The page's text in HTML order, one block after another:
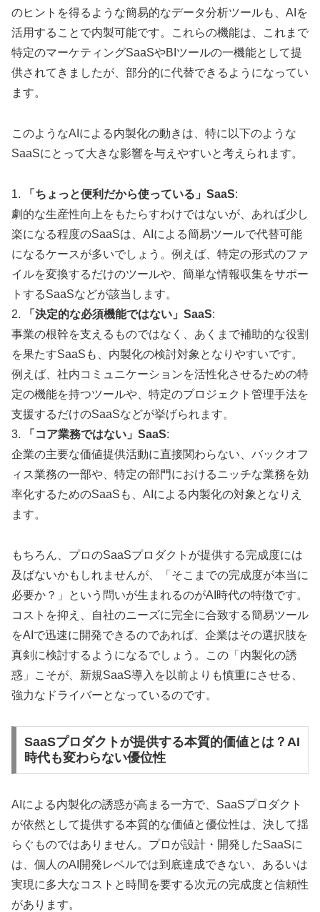
のヒントを得るような簡易的なデータ分析ツールも、AIを
活用することで内製可能です。これらの機能は、これまで
特定のマーケティングSaaSやBIツールの一機能として提
供されてきましたが、部分的に代替できるようになってい
ます。
このようなAIによる内製化の動きは、特に以下のような
SaaSにとって大きな影響を与えやすいと考えられます。
1. 「ちょっと便利だから使っている」SaaS:
劇的な生産性向上をもたらすわけではないが、あれば少し
楽になる程度のSaaSは、AIによる簡易ツールで代替可能
になるケースが多いでしょう。例えば、特定の形式のファ
イルを変換するだけのツールや、簡単な情報収集をサポー
トするSaaSなどが該当します。
2.
「決定的な必須機能ではない」SaaS:
事業の根幹を支えるものではなく、あくまで補助的な役割
を果たすSaaSも、内製化の検討対象となりやすいです。
例えば、社内コミュニケーションを活性化させるための特
定の機能を持つツールや、特定のプロジェクト管理手法を
支援するだけのSaaSなどが挙げられます。
3.
「コア業務ではない」SaaS:
企業の主要な価値提供活動に直接関わらない、バックオフ
ィス業務の一部や、特定の部門におけるニッチな業務を効
率化するためのSaaSも、AIによる内製化の対象となりえ
ます。
もちろん、プロのSaaSプロダクトが提供する完成度には
及ばないかもしれませんが、「そこまでの完成度が本当に
必要か？」という問いが生まれるのがAI時代の特徴です。
コストを抑え、自社のニーズに完全に合致する簡易ツール
をAIで迅速に開発できるのであれば、企業はその選択肢を
真剣に検討するようになるでしょう。この「内製化の誘
惑」こそが、新規SaaS導入を以前よりも慎重にさせる、
強力なドライバーとなっているのです。
SaaSプロダクトが提供する本質的価値とは？AI
時代も変わらない優位性
AIによる内製化の誘惑が高まる一方で、SaaSプロダクト
が依然として提供する本質的な価値と優位性は、決して揺
らぐものではありません。プロが設計・開発したSaaSに
は、個人のAI開発レベルでは到底達成できない、あるいは
実現に多大なコストと時間を要する次元の完成度と信頼性
があります。